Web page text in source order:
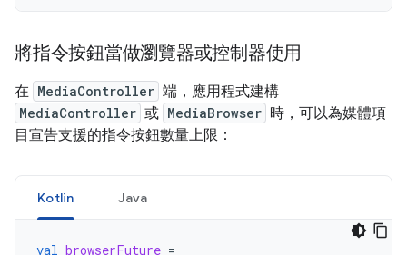
將指令按鈕當做瀏覽器或控制器使用
在 MediaController 端，應用程式建構
MediaController 或 MediaBrowser 時，可以為媒體項
目宣告支援的指令按鈕數量上限：
Kotlin Java
val browserFuture =